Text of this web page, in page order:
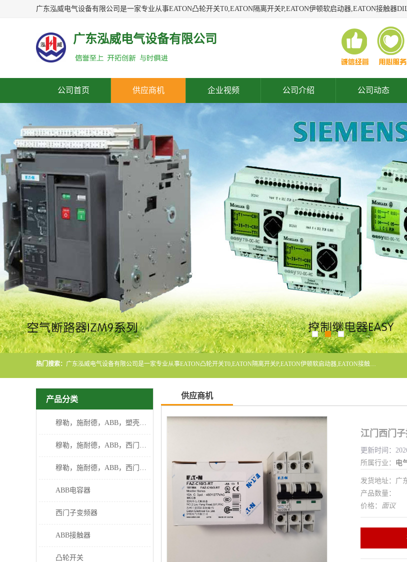
广东泓威电气设备有限公司
公司首页 供应商机 企业视频 公司介绍 公司动态
热门搜索： 广东泓威电气设备有限公司是一家专业从事EATON凸轮开关T0,EATON隔离开关P,EATON伊顿软启动器,EATON接触器DILM400/22,ETN隔离开关P1-32/EA/SVB,凸轮开关T0-2-1/EA/SVB,伊顿软启动器S811+V42N3SP等品牌的电气自动化产品代理经销商。
产品分类
穆勒，施耐德，ABB，塑壳断路器
穆勒，施耐德，ABB，西门子断路器
穆勒，施耐德，ABB，西门子接触器
ABB电容器
西门子变频器
ABB接触器
凸轮开关
供应商机
江门西门
更新时间：
所属行业： 电
发货地址：广
产品数量：
价格： 面议